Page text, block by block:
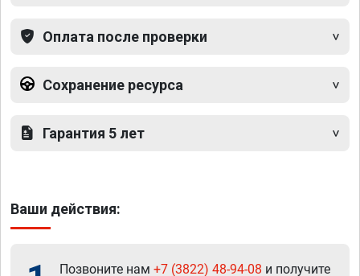
Оплата после проверки
Сохранение ресурса
Гарантия 5 лет
Ваши действия:
Позвоните нам +7 (3822) 48-94-08 и получите